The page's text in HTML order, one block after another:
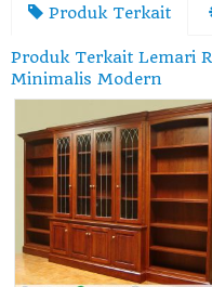
Produk Terkait
Produk Terkait Lemari
Minimalis Modern